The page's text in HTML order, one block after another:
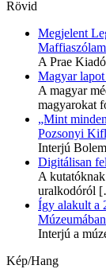
Rövid
Megjelent
A Prae
Magyar
A magyar
magyarokat
„Mint
Pozsonyi
Interjú
Digitálisan
A
uralkodóról
Így alakult a
Múzeumában
Interjú a
Kép/Hang